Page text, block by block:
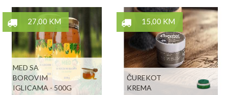
27,00 KM
MED SA
BOROVIM
IGLICAMA - 500G
15,00 KM
ČUREKOT
KREMA